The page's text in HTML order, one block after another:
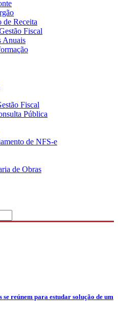
de Receita
Fiscal
Anuais
Fiscal
Pública
de NFS-e
de Obras
reúnem para estudar solução de um